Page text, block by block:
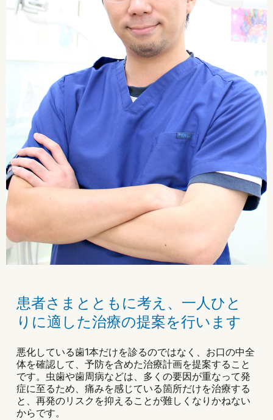
患者さまとともに考え、一人ひと
りに適した治療の提案を行います
悪化している歯1本だけを診るのではなく、お口の中全
体を確認して、予防を含めた治療計画を提案すること
です。虫歯や歯周病などは、多くの要因が重なって発
症に至るため、痛みを感じている箇所だけを治療する
と、再発のリスクを抑えることが難しくなりかねない
からです。